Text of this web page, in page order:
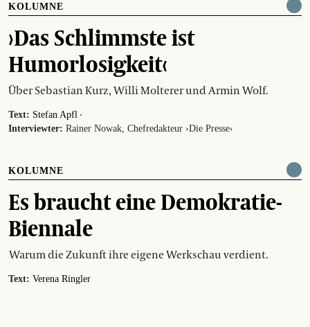
KOLUMNE
›Das Schlimmste ist
Humorlosigkeit‹
Über Sebastian Kurz, Willi Molterer und Armin Wolf.
Text: Stefan Apfl ·
Interviewter: Rainer Nowak, Chefredakteur ›Die Presse‹
KOLUMNE
Es braucht eine Demokratie-
Biennale
Warum die Zukunft ihre eigene Werkschau verdient.
Text: Verena Ringler